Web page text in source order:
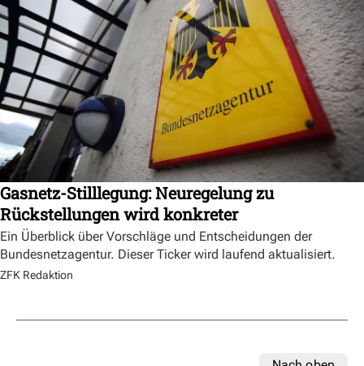
Gasnetz-Stilllegung: Neuregelung zu
Rückstellungen wird konkreter
Ein Überblick über Vorschläge und Entscheidungen der
Bundesnetzagentur. Dieser Ticker wird laufend aktualisiert.
ZFK Redaktion